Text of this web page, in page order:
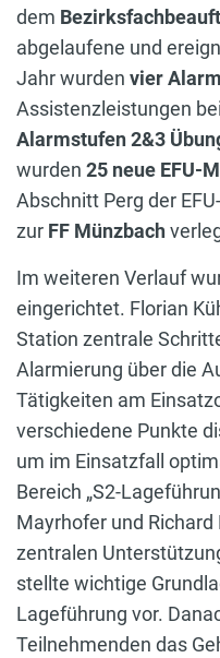
dem
abgelaufene und
Jahr wurden vier
Assistenzleistungen
Alarmstufen 2&3
wurden 25 neue EFU-
Abschnitt Perg der
zur FF Münzbach
Im weiteren Verlauf
eingerichtet. Florian
Station zentrale
Alarmierung über die
Tätigkeiten am
verschiedene Punkte
um im Einsatzfall
Bereich „S2-
Mayrhofer und
zentralen
stellte wichtige
Lageführung vor.
Teilnehmenden das